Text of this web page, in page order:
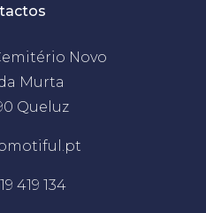
Novo
Murta
Queluz
419 134